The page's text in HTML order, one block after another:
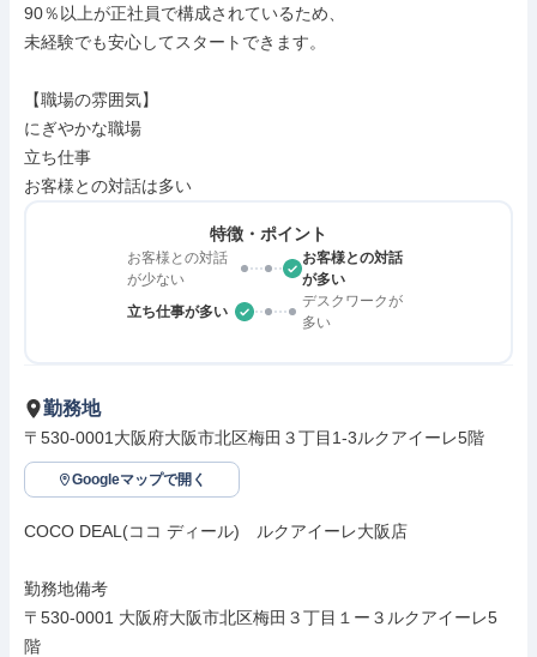
90％以上が正社員で構成されているため、
未経験でも安心してスタートできます。
【職場の雰囲気】
にぎやかな職場
立ち仕事
お客様との対話は多い
特徴・ポイント
お客様との対話
が少ない
お客様との対話
が多い
立ち仕事が多い
デスクワークが
多い
勤務地
〒530-0001大阪府大阪市北区梅田３丁目1-3ルクアイーレ5階
Googleマップで開く
COCO DEAL(ココ ディール)　ルクアイーレ大阪店
勤務地備考
〒530-0001 大阪府大阪市北区梅田３丁目１ー３ルクアイーレ5
階